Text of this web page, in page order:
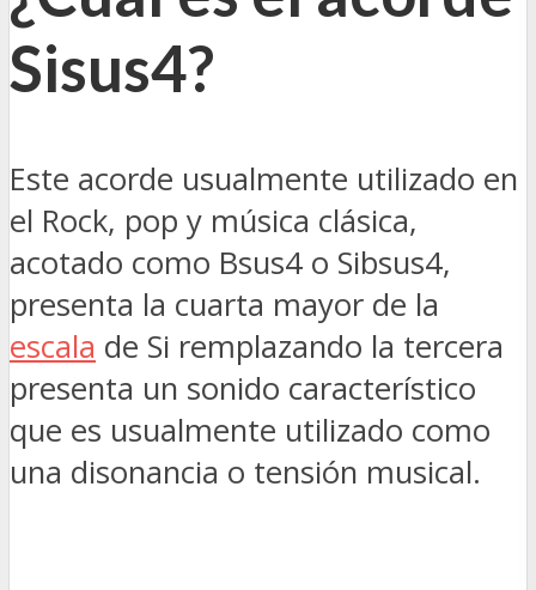
Sisus4?
Este acorde usualmente utilizado en
el Rock, pop y música clásica,
acotado como Bsus4 o Sibsus4,
presenta la cuarta mayor de la
escala de Si remplazando la tercera
presenta un sonido característico
que es usualmente utilizado como
una disonancia o tensión musical.